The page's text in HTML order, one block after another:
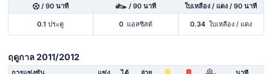
/ 90 นาที / 90 นาที ใบเหลือง / แดง / 90 นาที
0.1 ประตู 0 แอสซิสต์ 0.34 ใบเหลือง / แดง
ฤดูกาล 2011/2012